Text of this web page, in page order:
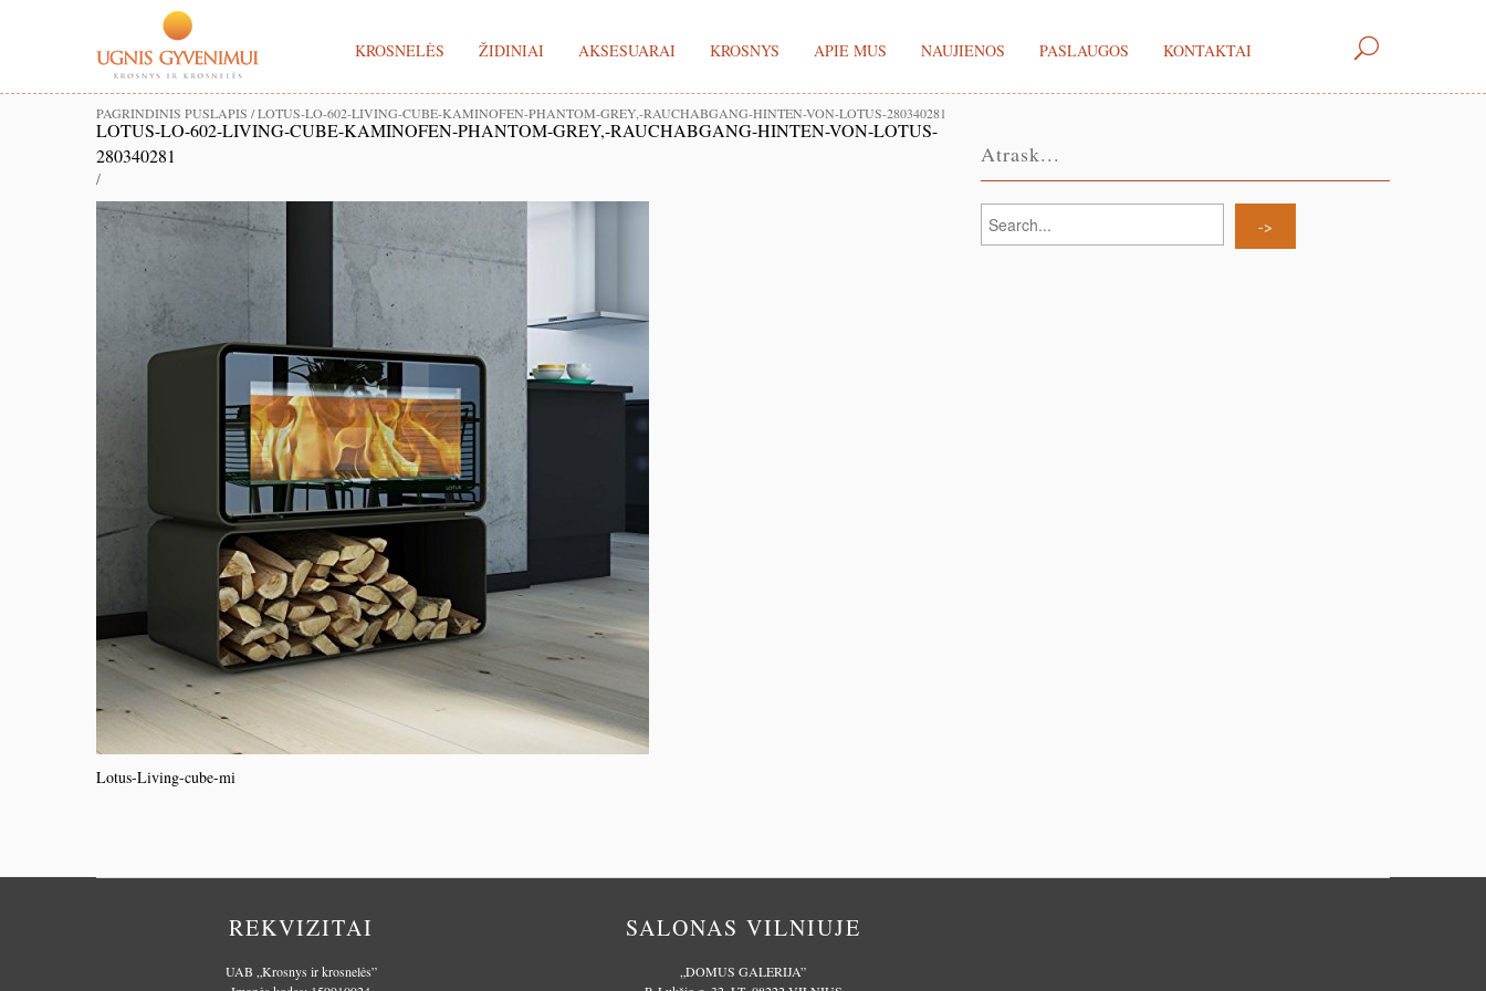
KROSNELĖS ŽIDINIAI AKSESUARAI KROSNYS APIE MUS NAUJIENOS PASLAUGOS KONTAKTAI
PAGRINDINIS PUSLAPIS /LOTUS-LO-602-LIVING-CUBE-KAMINOFEN-PHANTOM-GREY,-RAUCHABGANG-HINTEN-VON-LOTUS-280340281
LOTUS-LO-602-LIVING-CUBE-KAMINOFEN-PHANTOM-GREY,-RAUCHABGANG-HINTEN-VON-LOTUS-
280340281
/
Lotus-Living-cube-mi
Atrask...
REKVIZITAI
UAB „Krosnys ir krosnelės”
SALONAS VILNIUJE
„DOMUS GALERIJA”